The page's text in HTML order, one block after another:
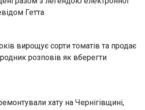
Гетта
вирощує сорти томатів та продає
розповів як вберегти
хату на Чернігівщині,